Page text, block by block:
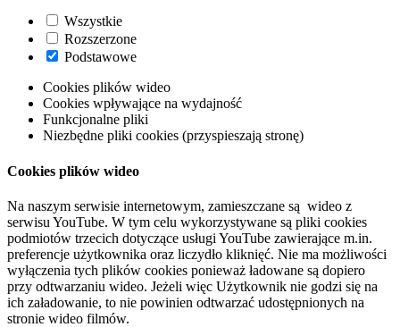
Wszystkie
Rozszerzone
Podstawowe
Cookies plików wideo
Cookies wpływające na wydajność
Funkcjonalne pliki
Niezbędne pliki cookies (przyspieszają stronę)
Cookies plików wideo
Na naszym serwisie internetowym, zamieszczane są wideo z
serwisu YouTube. W tym celu wykorzystywane są pliki cookies
podmiotów trzecich dotyczące usługi YouTube zawierające m.in.
preferencje użytkownika oraz liczydło kliknięć. Nie ma możliwości
wyłączenia tych plików cookies ponieważ ładowane są dopiero
przy odtwarzaniu wideo. Jeżeli więc Użytkownik nie godzi się na
ich załadowanie, to nie powinien odtwarzać udostępnionych na
stronie wideo filmów.